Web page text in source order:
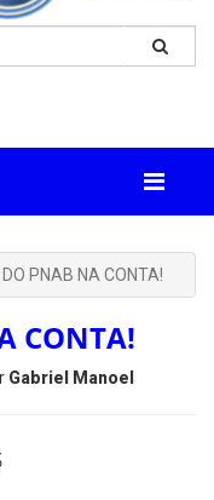
DO PNAB NA CONTA!
CONTA!
Gabriel Manoel